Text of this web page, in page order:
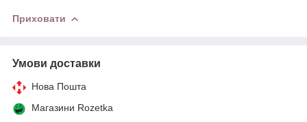
Приховати
Умови доставки
Нова Пошта
Магазини Rozetka